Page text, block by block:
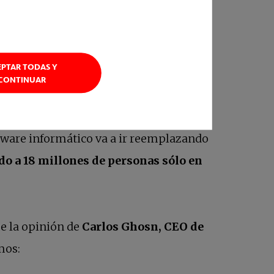
TODAS Y
la participación de alrededor de dos
teman por su futuro laboral. Y es
informático va a ir reemplazando
a 18 millones de personas sólo en
la opinión de Carlos Ghosn, CEO de